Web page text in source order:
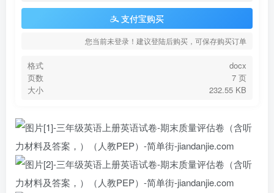
支付宝购买
您当前未登录！建议登陆后购买，可保存购买订单
格式
docx
页数
7 页
大小
232.55 KB